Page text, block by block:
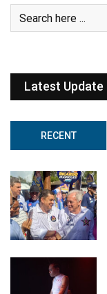
Latest Update
RECENT